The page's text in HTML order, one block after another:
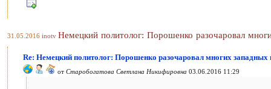
31.05.2016 inotv Немецкий политолог: Порошенко разочаровал
Re: Немецкий политолог: Порошенко разочаровал многих западных
от Старобогатова Светлана Никифировна 03.06.2016 11:29